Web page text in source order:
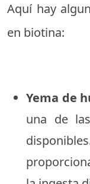
Aquí hay
en biotina:
Yema de
una de